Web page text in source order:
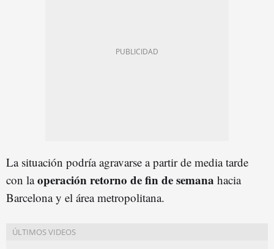
La situación podría agravarse a partir de media tarde
con laoperación retorno de fin de semana hacia
Barcelona y el área metropolitana.